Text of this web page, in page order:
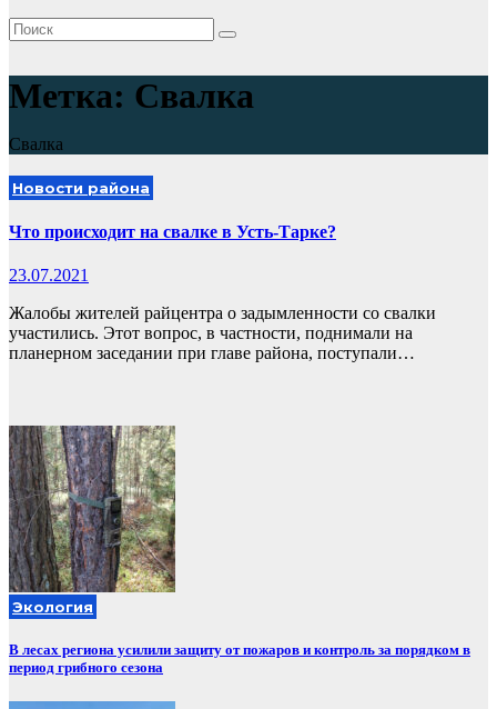
Метка: Свалка
Свалка
Новости района
Что происходит на свалке в Усть-Тарке?
23.07.2021
Жалобы жителей райцентра о задымленности со свалки
участились. Этот вопрос, в частности, поднимали на
планерном заседании при главе района, поступали…
Экология
В лесах региона усилили защиту от пожаров и контроль за порядком в
период грибного сезона